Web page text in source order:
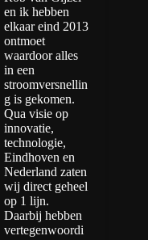
en ik hebben
elkaar eind 2013
ontmoet
waardoor alles
in een
stroomversnellin
g is gekomen.
Qua visie op
innovatie,
technologie,
Eindhoven en
Nederland zaten
wij direct geheel
op 1 lijn.
Daarbij hebben
vertegenwoordi